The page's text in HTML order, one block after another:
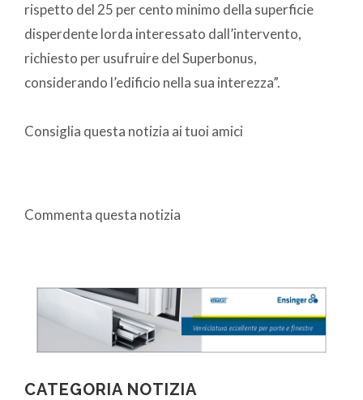
rispetto del 25 per cento minimo della superficie
disperdente lorda interessato dall’intervento,
richiesto per usufruire del Superbonus,
considerando l’edificio nella sua interezza”.
Consiglia questa notizia ai tuoi amici
Commenta questa notizia
CATEGORIA NOTIZIA